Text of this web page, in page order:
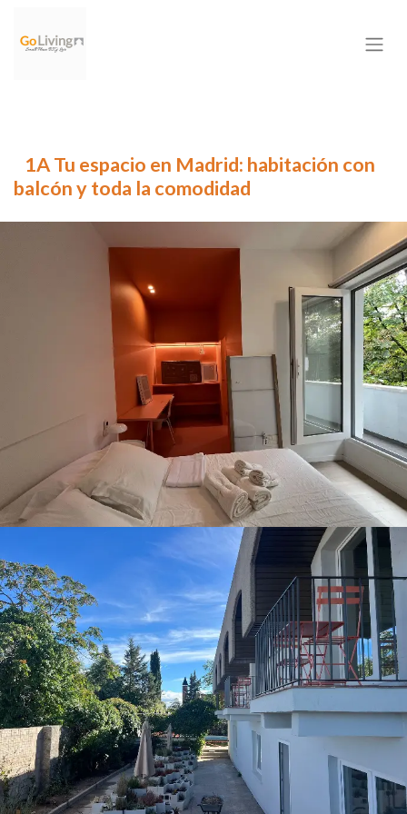
1A Tu espacio en Madrid: habitación con
balcón y toda la comodidad